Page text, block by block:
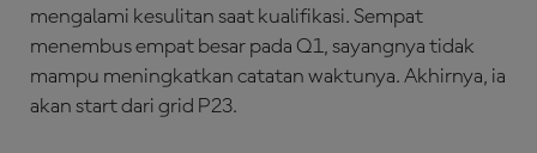
mengalami kesulitan saat kualifikasi. Sempat
menembus empat besar pada Q1, sayangnya tidak
mampu meningkatkan catatan waktunya. Akhirnya, ia
akan start dari grid P23.